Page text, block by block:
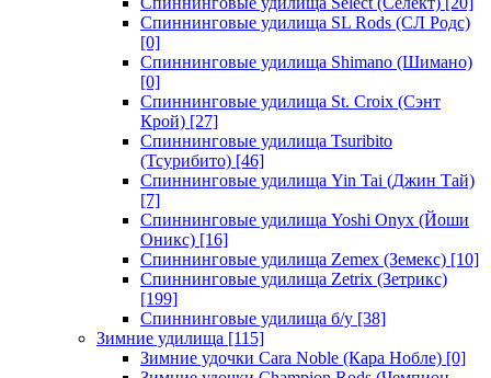
Спиннинговые удилища SL Rods (СЛ Родс)
[0]
Спиннинговые удилища Shimano (Шимано)
[0]
Спиннинговые удилища St. Croix (Сэнт
Крой) [27]
Спиннинговые удилища Tsuribito
(Тсурибито) [46]
Спиннинговые удилища Yin Tai (Джин Тай)
[7]
Спиннинговые удилища Yoshi Onyx (Йоши
Оникс) [16]
Спиннинговые удилища Zemex (Земекс) [10]
Спиннинговые удилища Zetrix (Зетрикс)
[199]
Спиннинговые удилища б/у [38]
Зимние удилища [115]
Зимние удочки Cara Noble (Кара Нобле) [0]